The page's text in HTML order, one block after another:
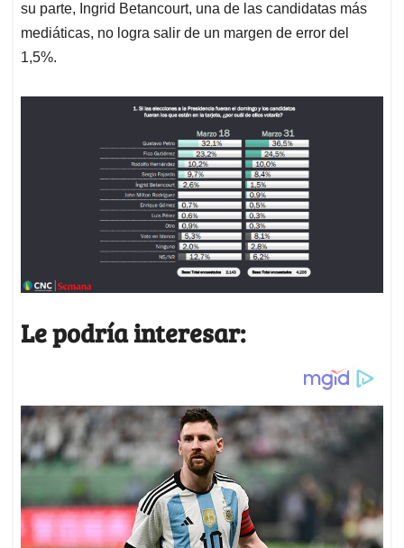
su parte, Ingrid Betancourt, una de las candidatas más
mediáticas, no logra salir de un margen de error del
1,5%.
Le podría interesar: